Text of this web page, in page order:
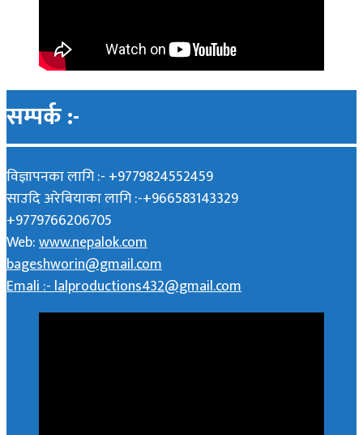
सम्पर्क :-
विज्ञापनका लागि :- +9779824552459
साउदि अरेबियाका लागि :-+966583143329
+9779766206705
Web:www.nepalok.com
bageshworin@gmail.com
Emali :- lalproductions432@gmail.com